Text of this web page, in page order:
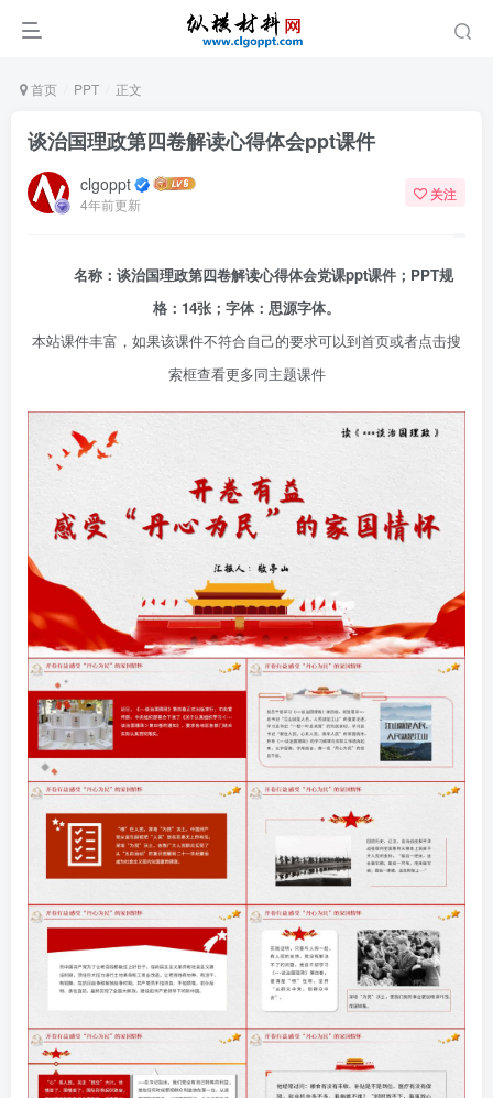
首页 PPT 正文
谈治国理政第四卷解读心得体会ppt课件
clgoppt
4年前更新
关注
名称：谈治国理政第四卷解读心得体会党课ppt课件；PPT规
格：14张；字体：思源字体。
本站课件丰富，如果该课件不符合自己的要求可以到首页或者点击搜
索框查看更多同主题课件